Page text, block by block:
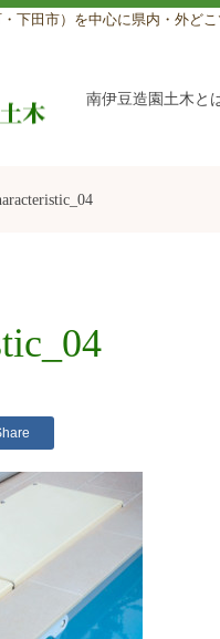
下田市）を中心に県内・外ど
南伊豆造園土木と